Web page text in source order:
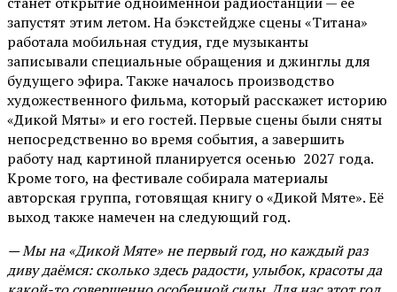
запустят этим летом. На бэкстейдже сцены «Титана»
работала мобильная студия, где музыканты
записывали специальные обращения и джинглы для
будущего эфира. Также началось производство
художественного фильма, который расскажет историю
«Дикой Мяты» и его гостей. Первые сцены были сняты
непосредственно во время события, а завершить
работу над картиной планируется осенью 2027 года.
Кроме того, на фестивале собирала материалы
авторская группа, готовящая книгу о «Дикой Мяте». Её
выход также намечен на следующий год.
— Мы на «Дикой Мяте» не первый год, но каждый раз
диву даёмся: сколько здесь радости, улыбок, красоты да